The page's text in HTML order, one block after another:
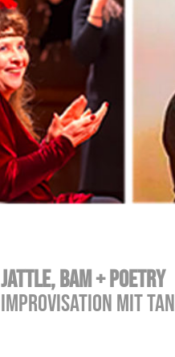
Jattle, BAM + Poetry
Improvisation mit